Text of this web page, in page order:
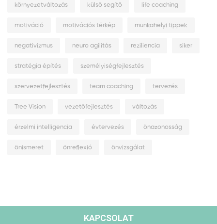
környezetváltozás külső segítő life coaching
motiváció motivációs térkép munkahelyi tippek
negativizmus neuro agilitás reziliencia siker
stratégia építés személyiségfejlesztés
szervezetfejlesztés team coaching tervezés
Tree Vision vezetőfejlesztés változás
érzelmi intelligencia évtervezés önazonosság
önismeret önreflexió önvizsgálat
KAPCSOLAT